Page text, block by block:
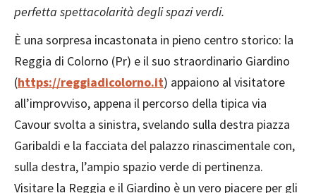
perfetta spettacolarità degli spazi verdi.
È una sorpresa incastonata in pieno centro storico: la
Reggia di Colorno (Pr) e il suo straordinario Giardino
(https://reggiadicolorno.it) appaiono al visitatore
all’improvviso, appena il percorso della tipica via
Cavour svolta a sinistra, svelando sulla destra piazza
Garibaldi e la facciata del palazzo rinascimentale con,
sulla destra, l’ampio spazio verde di pertinenza.
Visitare la Reggia e il Giardino è un vero piacere per gli